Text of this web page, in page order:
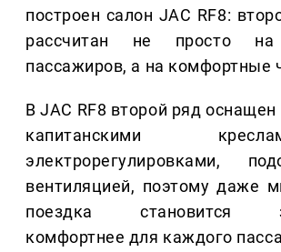
построен салон JAC RF8:
рассчитан не просто на
пассажиров, а на комфортные
В JAC RF8 второй ряд
капитанскими
электрорегулировками,
вентиляцией, поэтому даже
поездка становится
комфортнее для каждого